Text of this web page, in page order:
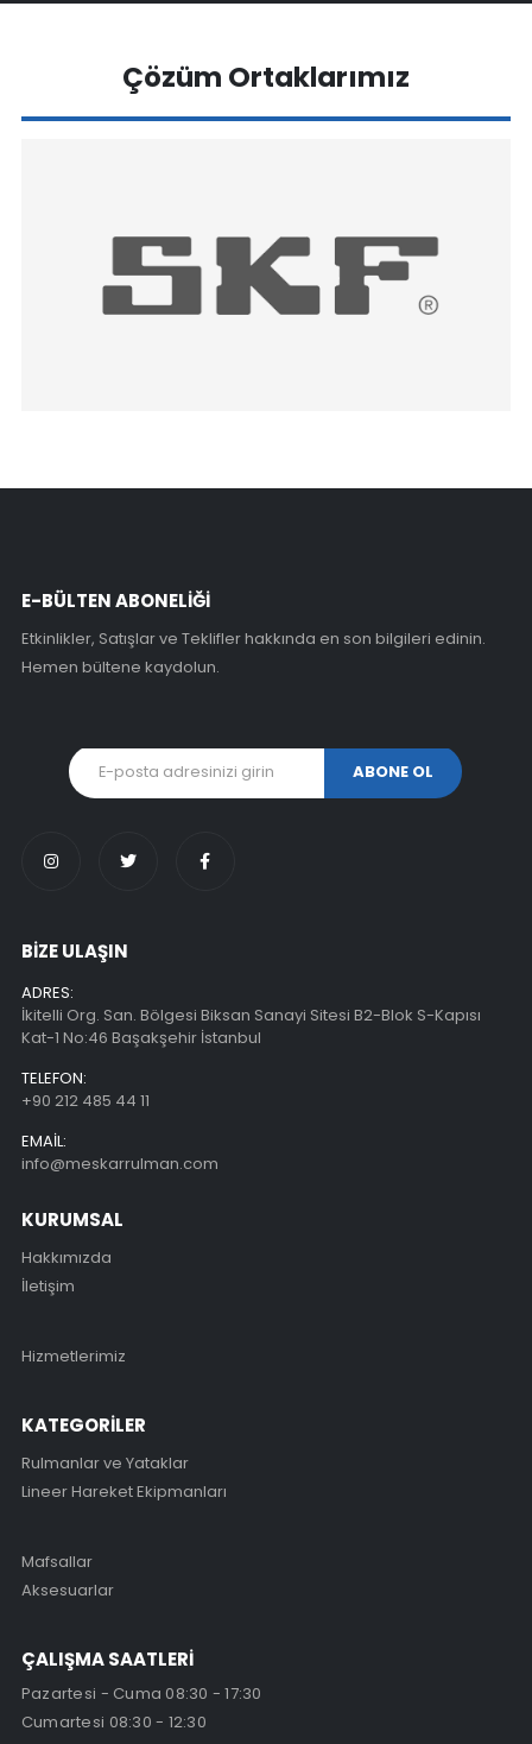
Çözüm Ortaklarımız
E-BÜLTEN ABONELİĞİ
Etkinlikler, Satışlar ve Teklifler hakkında en son bilgileri edinin.
Hemen bültene kaydolun.
BİZE ULAŞIN
ADRES:
İkitelli Org. San. Bölgesi Biksan Sanayi Sitesi B2-Blok S-Kapısı
Kat-1 No:46 Başakşehir İstanbul
TELEFON:
+90 212 485 44 11
EMAIL:
info@meskarrulman.com
KURUMSAL
Hakkımızda
İletişim
Hizmetlerimiz
KATEGORİLER
Rulmanlar ve Yataklar
Lineer Hareket Ekipmanları
Mafsallar
Aksesuarlar
ÇALIŞMA SAATLERİ
Pazartesi - Cuma 08:30 - 17:30
Cumartesi 08:30 - 12:30